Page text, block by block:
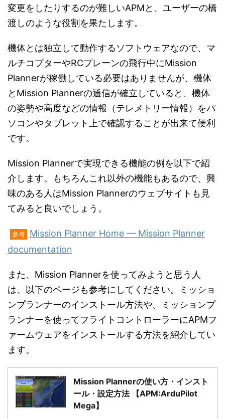
変更をしたりするのが難しいAPMと、ユーザーの橋
渡しのような役割を果たします。
機体とは独立して動作するソフトウェアなので、マ
ルチコプターやRCプレーンの飛行中にMission
Plannerが稼働している必要はありませんが、機体
とMission Plannerの通信が確立していると、機体
の姿勢や高度などの情報（テレメトリー情報）をパ
ソコンやタブレット上で確認することが出来て便利
です。
Mission Plannerで実現できる機能の例を以下で紹
介します。もちろんこれ以外の機能もあるので、興
味のある人はMission Plannerのウェブサイトも見
てみると良いでしょう。
参考
Mission Planner Home — Mission Planner
documentation
また、Mission Plannerを使ってみようと思う人
は、以下のページも参考にしてください。ミッショ
ンプランナーのインストール方法や、ミッションプ
ランナーを使ってフライトコントローラーにAPMフ
ァームウェアをインストールする方法を紹介してい
ます。
Mission Plannerの使い方・インスト
ール・設定方法 【APM:ArduPilot
Mega】